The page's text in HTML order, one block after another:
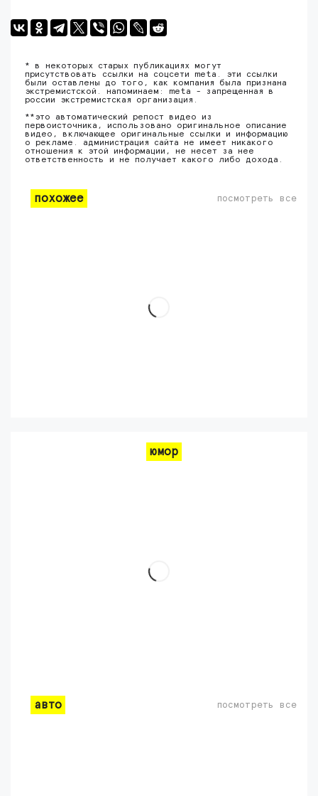
* в некоторых старых публикациях могут
присутствовать ссылки на соцсети meta. эти ссылки
были оставлены до того, как компания была признана
экстремистской. напоминаем: meta - запрещенная в
россии экстремистская организация.
**это автоматический репост видео из
первоисточника, использовано оригинальное описание
видео, включающее оригинальные ссылки и информацию
о рекламе. администрация сайта не имеет никакого
отношения к этой информации, не несет за нее
ответственность и не получает какого либо дохода.
похожее посмотреть все
юмор
авто посмотреть все